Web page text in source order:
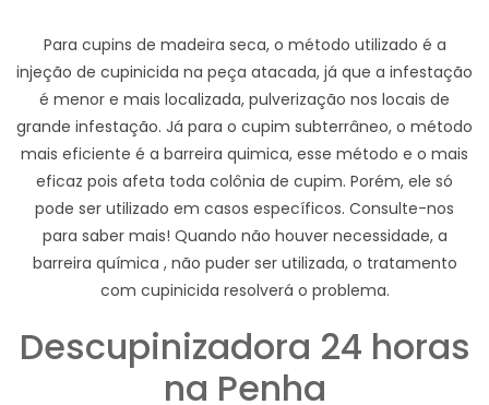
Para cupins de madeira seca, o método utilizado é a
injeção de cupinicida na peça atacada, já que a infestação
é menor e mais localizada, pulverização nos locais de
grande infestação. Já para o cupim subterrâneo, o método
mais eficiente é a barreira quimica, esse método e o mais
eficaz pois afeta toda colônia de cupim. Porém, ele só
pode ser utilizado em casos específicos. Consulte-nos
para saber mais! Quando não houver necessidade, a
barreira química , não puder ser utilizada, o tratamento
com cupinicida resolverá o problema.
Descupinizadora 24 horas
na Penha